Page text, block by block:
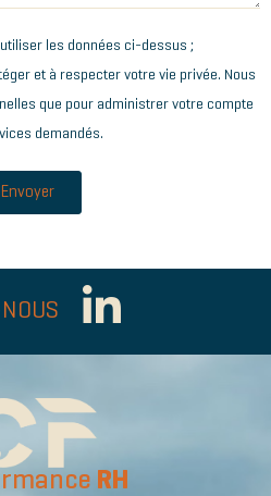
les données ci-dessus ;
et à respecter votre vie privée. Nous
que pour administrer votre compte
demandés.
Envoyer
RH